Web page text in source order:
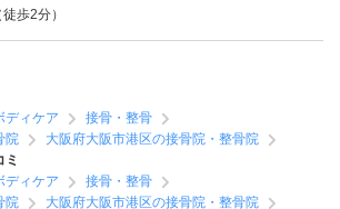
歩2分）
ディケア
接骨・整骨
院
大阪府大阪市港区の接骨院・整骨院
ミ
ディケア
接骨・整骨
院
大阪府大阪市港区の接骨院・整骨院